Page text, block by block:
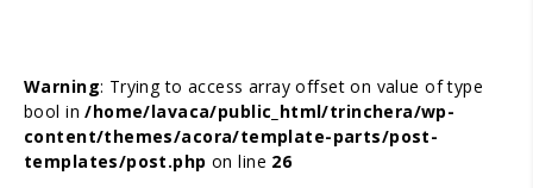
Warning: Trying to access array offset on value of type
bool in/home/lavaca/public_html/trinchera/wp-
content/themes/acora/template-parts/post-
templates/post.php on line 26